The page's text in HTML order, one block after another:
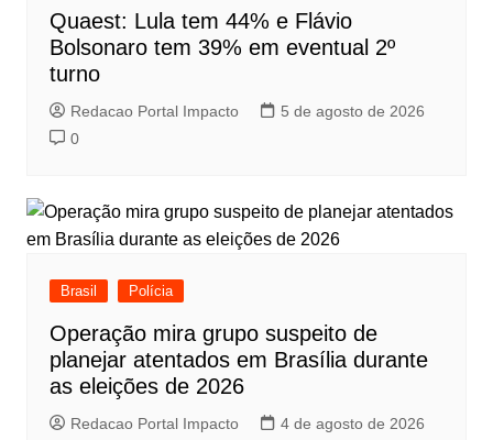
Quaest: Lula tem 44% e Flávio
Bolsonaro tem 39% em eventual 2º
turno
Redacao Portal Impacto
5 de agosto de 2026
0
Brasil Polícia
Operação mira grupo suspeito de
planejar atentados em Brasília durante
as eleições de 2026
Redacao Portal Impacto
4 de agosto de 2026